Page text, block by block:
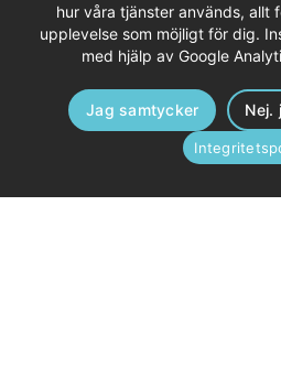
hur våra tjänster används, allt
upplevelse som möjligt för dig.
med hjälp av Google
Jag samtycker Nej.